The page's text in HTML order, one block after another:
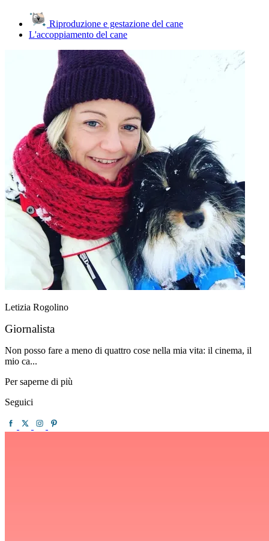
Riproduzione e gestazione del cane
L'accoppiamento del cane
Letizia Rogolino
Giornalista
Non posso fare a meno di quattro cose nella mia vita: il cinema, il
mio ca...
Per saperne di più
Seguici